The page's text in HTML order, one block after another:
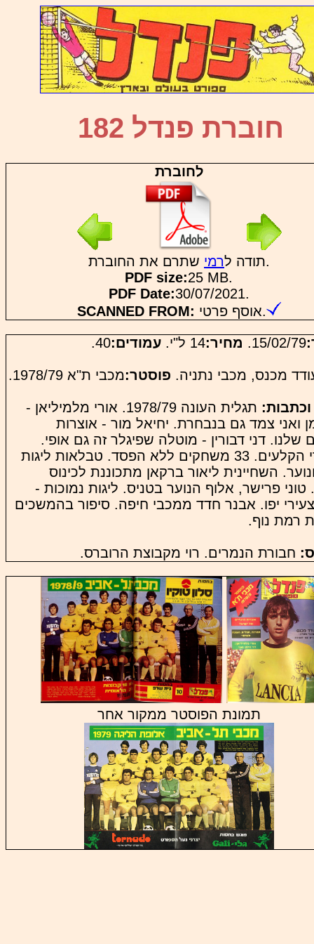
חוברת פנדל 182
לחוברת
תודה לרמי
שתרם את החוברת.
PDF size:25 MB.
PDF Date:30/07/2021.
SCANNED FROM:
אוסף פרטי.
15/02/79. מחיר:14 ל"י. עמודים:40.
מכנס, מכבי נתניה. פוסטר:מכבי ת"א 1978/79.
תגלית העונה 1978/79. אורי מלמיליאן -
ואני צמד גם בנבחרת. יחיאל מור - אוצרות
שלנו. דני דבורין - מוטלה שפיגלר זה גם אופי.
מאחורי הקלעים. 33 משחקים ללא הפסד. טבלאות ליגות
השחיינית ליאור ברקאן מתכוננת לכינוס
טוני פרישר, אלוף הנוער בטניס. ליגות נמוכות -
יפו. אבנר חדד ממכבי חיפה. סיפור בהמשכים
רמת נוף.
חבורת הנמרים. רוי מקבוצת הרוברס.
תמונת הפוסטר ממקור אחר